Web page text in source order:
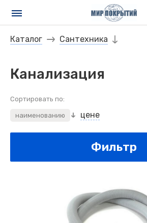
Каталог Сантехника
Канализация
Сортировать по:
наименованию цене
Фильтр